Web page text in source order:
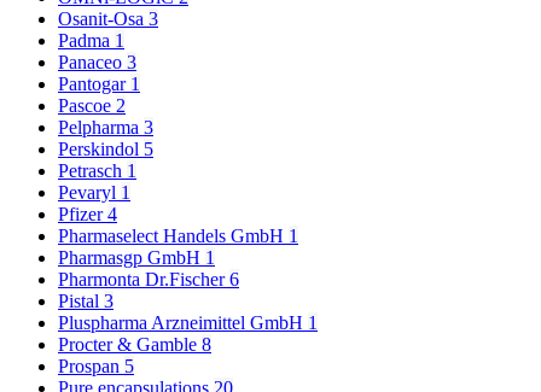
Osanit-Osa 3
Padma 1
Panaceo 3
Pantogar 1
Pascoe 2
Pelpharma 3
Perskindol 5
Petrasch 1
Pevaryl 1
Pfizer4
Pharmaselect Handels GmbH 1
Pharmasgp GmbH 1
Pharmonta Dr.Fischer6
Pistal 3
Pluspharma Arzneimittel GmbH 1
Procter & Gamble 8
Prospan 5